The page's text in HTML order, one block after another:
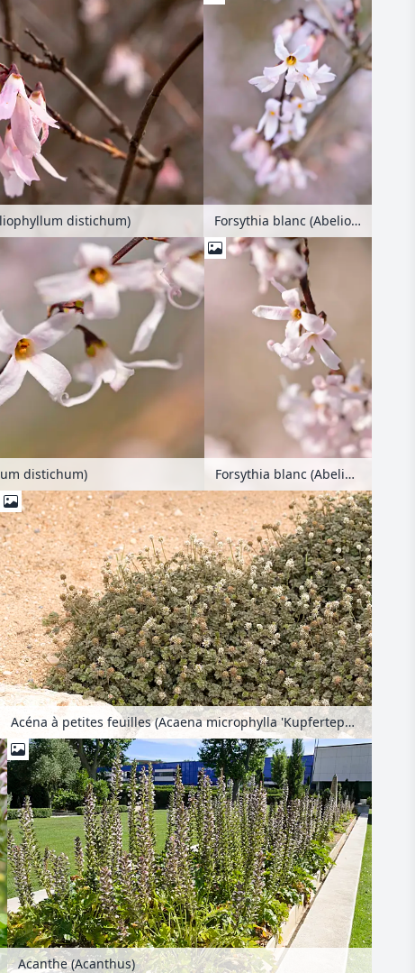
distichum) Forsythia blanc (Abeliophyllum distichum)
distichum) Forsythia blanc (Abeliophyllum distichum)
Acéna à petites feuilles (Acaena microphylla 'Kupferteppich')
Acanthe (Acanthus)